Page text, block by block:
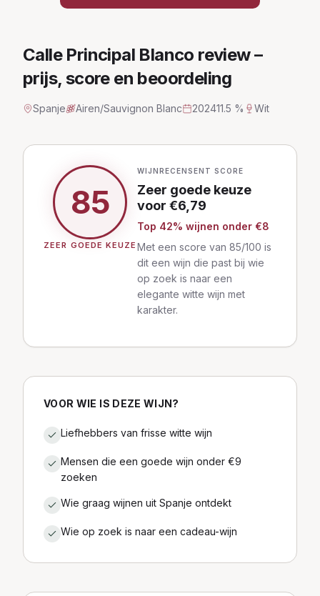
Calle Principal Blanco review –
prijs, score en beoordeling
Spanje Airen/Sauvignon Blanc 202411.5 % Wit
85
ZEER GOEDE KEUZE
WIJNRECENSENT SCORE
Zeer goede keuze
voor €6,79
Top 42% wijnen onder €8
Met een score van 85/100 is
dit een wijn die past bij wie
op zoek is naar een
elegante witte wijn met
karakter.
VOOR WIE IS DEZE WIJN?
Liefhebbers van frisse witte wijn
Mensen die een goede wijn onder €9
zoeken
Wie graag wijnen uit Spanje ontdekt
Wie op zoek is naar een cadeau-wijn